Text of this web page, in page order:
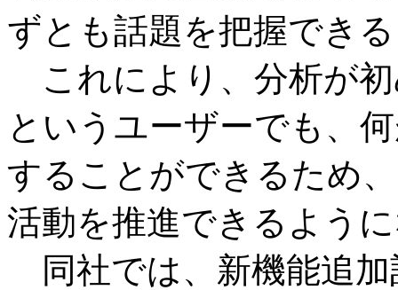
ずとも話題を把握でき
これにより、分析が
というユーザーでも、
することができるため
活動を推進できるよう
同社では、新機能追加